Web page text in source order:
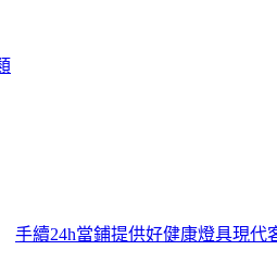
手續24h當鋪提供好健康燈具現代